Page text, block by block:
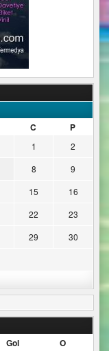
C P
1
2
8
9
15
16
22
23
29
30
Gol O